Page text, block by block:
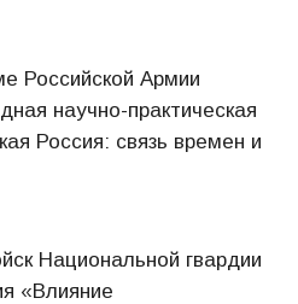
Российской Армии
научно-практическая
Россия: связь времен и
Национальной гвардии
«Влияние